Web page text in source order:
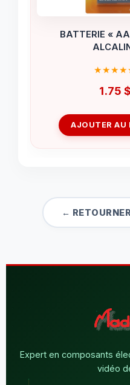
BATTERIE «
1.75 $
AJOUTER AU
←
Expert en composants
vidéo